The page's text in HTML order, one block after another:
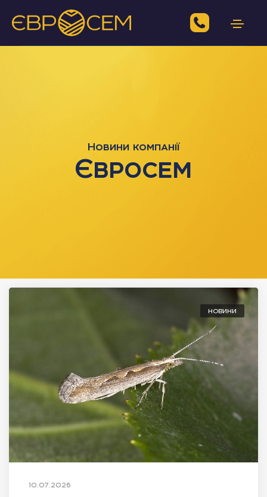
Новини компанії
Євросем
НОВИНИ
10.07.2026